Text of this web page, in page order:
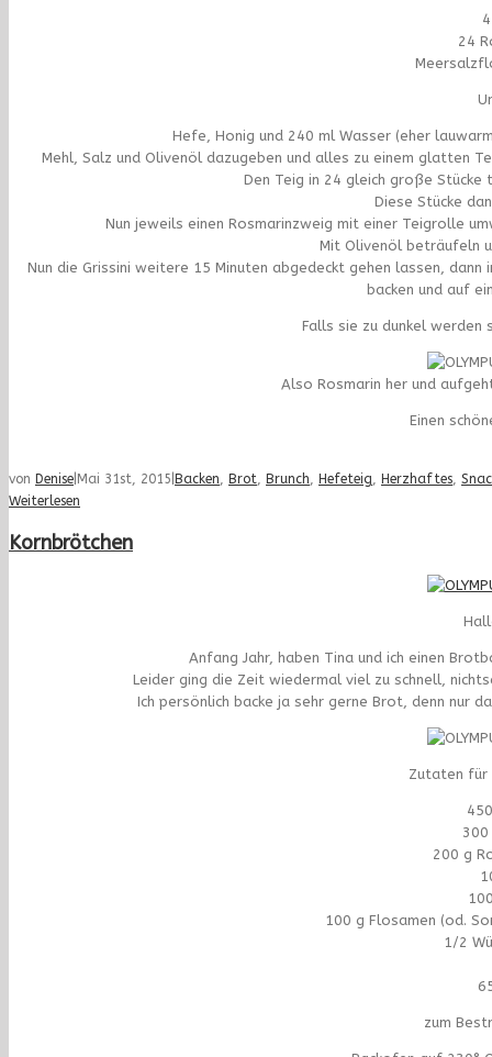
24
Hefe, Honig und 240 ml Wasser (eher
Mehl, Salz und Olivenöl dazugeben und alles zu einem glatten
Den Teig in 24 gleich große Stücke
Diese Stücke
Nun jeweils einen Rosmarinzweig mit einer Teigrolle
Mit Olivenöl beträufeln
Nun die Grissini weitere 15 Minuten abgedeckt gehen lassen,
backen und auf
Falls sie zu dunkel
Also Rosmarin her und
Einen
von Denise Mai 31st, 2015 Backen Brot Brunch Hefeteig Herzhaftes
Weiterlesen
Kornbrötchen
Anfang Jahr, haben Tina und ich einen
Leider ging die Zeit wiedermal viel zu schnell,
Ich persönlich backe ja sehr gerne Brot, denn nur
Zutaten für
300
200 g
100 g Flosamen (od.
1/2
zum